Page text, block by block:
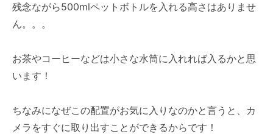
残念ながら500mlペットボトルを入れる高さはありませ
ん。。。
お茶やコーヒーなどは小さな水筒に入れれば入るかと思
います！
ちなみになぜこの配置がお気に入りなのかと言うと、カ
メラをすぐに取り出すことができるからです！